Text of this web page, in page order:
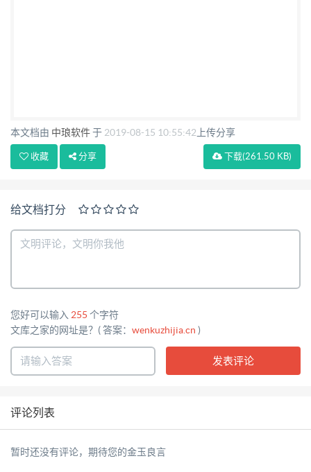
本文档由 中琅软件于 2019-08-15 10:55:42 上传分享
下载(261.50 KB)
收藏 分享
给文档打分
您好可以输入 255 个字符
文库之家的网址是？( 答案： wenkuzhijia.cn )
评论列表
暂时还没有评论，期待您的金玉良言